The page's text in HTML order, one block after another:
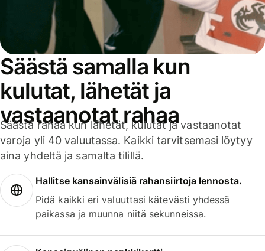
Säästä samalla kun
kulutat, lähetät ja
vastaanotat rahaa
Säästä rahaa kun lähetät, kulutat ja vastaanotat
varoja yli 40 valuutassa. Kaikki tarvitsemasi löytyy
aina yhdeltä ja samalta tilillä.
Hallitse kansainvälisiä rahansiirtoja lennosta.
Pidä kaikki eri valuuttasi kätevästi yhdessä
paikassa ja muunna niitä sekunneissa.